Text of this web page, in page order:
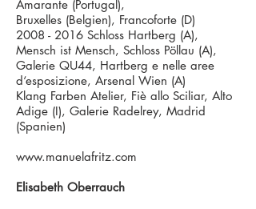
Amarante (Portugal),
Bruxelles (Belgien), Francoforte (D)
2008 - 2016 Schloss Hartberg (A),
Mensch ist Mensch, Schloss Pöllau (A),
Galerie QU44, Hartberg e nelle aree
d‘esposizione, Arsenal Wien (A)
Klang Farben Atelier, Fiè allo Sciliar, Alto
Adige (I), Galerie Radelrey, Madrid
(Spanien)
www.manuelafritz.com
Elisabeth Oberrauch